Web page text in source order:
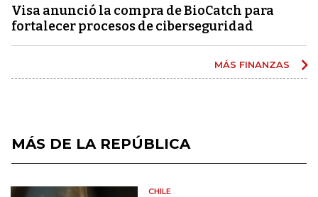
Visa anunció la compra de BioCatch para
fortalecer procesos de ciberseguridad
MÁS FINANZAS
MÁS DE LA REPÚBLICA
CHILE